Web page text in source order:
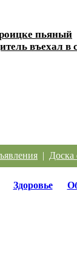
пьяный
въехал в
| Доска
Здоровье